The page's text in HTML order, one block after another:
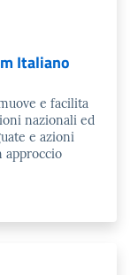
Italiano
e facilita
nazionali ed
e azioni
approccio